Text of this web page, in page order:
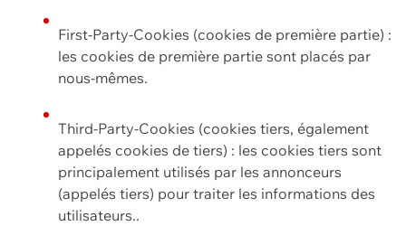
First-Party-Cookies (cookies de première partie) :
les cookies de première partie sont placés par
nous-mêmes.
Third-Party-Cookies (cookies tiers, également
appelés cookies de tiers) : les cookies tiers sont
principalement utilisés par les annonceurs
(appelés tiers) pour traiter les informations des
utilisateurs..